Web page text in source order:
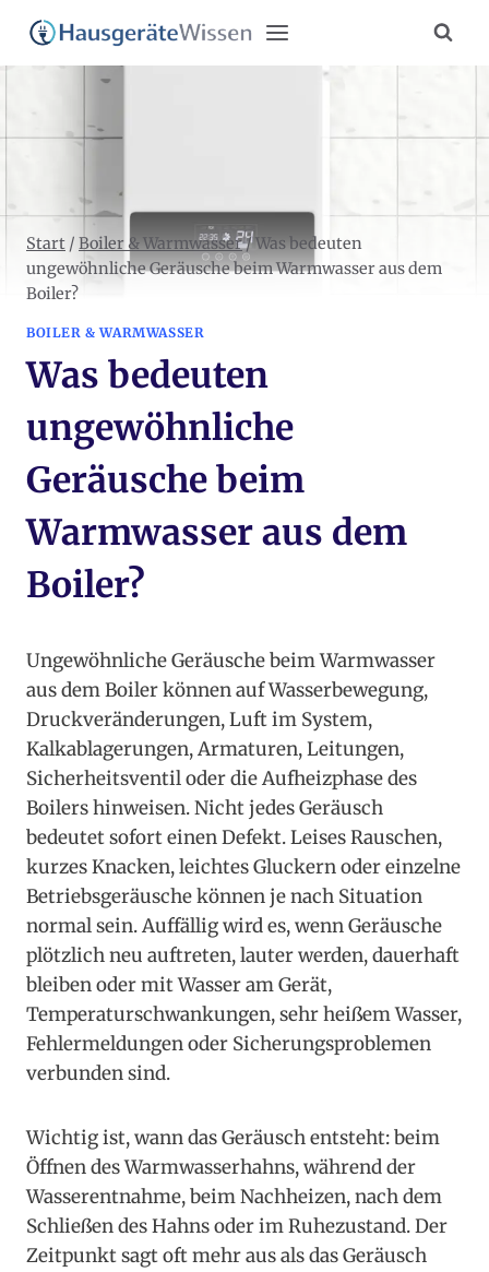
Zum
Inhalt
springen
Start / Boiler & Warmwasser/Was bedeuten
ungewöhnliche Geräusche beim Warmwasser aus dem
Boiler?
BOILER & WARMWASSER
Was bedeuten
ungewöhnliche
Geräusche beim
Warmwasser aus dem
Boiler?
Ungewöhnliche Geräusche beim Warmwasser
aus dem Boiler können auf Wasserbewegung,
Druckveränderungen, Luft im System,
Kalkablagerungen, Armaturen, Leitungen,
Sicherheitsventil oder die Aufheizphase des
Boilers hinweisen. Nicht jedes Geräusch
bedeutet sofort einen Defekt. Leises Rauschen,
kurzes Knacken, leichtes Gluckern oder einzelne
Betriebsgeräusche können je nach Situation
normal sein. Auffällig wird es, wenn Geräusche
plötzlich neu auftreten, lauter werden, dauerhaft
bleiben oder mit Wasser am Gerät,
Temperaturschwankungen, sehr heißem Wasser,
Fehlermeldungen oder Sicherungsproblemen
verbunden sind.
Wichtig ist, wann das Geräusch entsteht: beim
Öffnen des Warmwasserhahns, während der
Wasserentnahme, beim Nachheizen, nach dem
Schließen des Hahns oder im Ruhezustand. Der
Zeitpunkt sagt oft mehr aus als das Geräusch